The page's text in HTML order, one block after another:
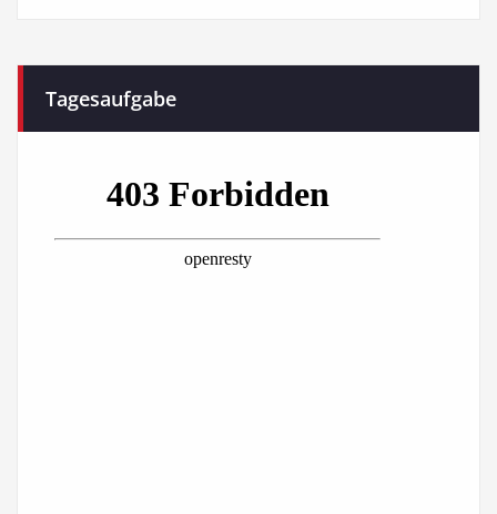
Tagesaufgabe